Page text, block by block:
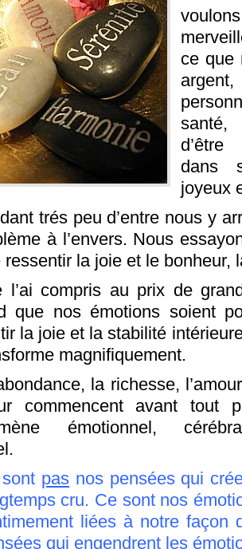
ce que
dans
joyeux
trés peu d’entre nous y
à l’envers. Nous
ressentir la joie et le bonheur,
l’ai compris au prix de
que nos émotions soient
la joie et la stabilité
magnifiquement.
la richesse,
commencent avant tout
émotionnel,
pas nos pensées qui
cru. Ce sont nos
liées à notre façon
qui engendrent les